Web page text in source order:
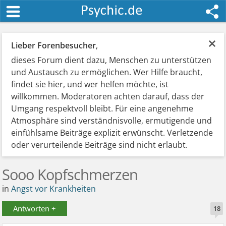
×
Lieber Forenbesucher,
dieses Forum dient dazu, Menschen zu unterstützen
und Austausch zu ermöglichen. Wer Hilfe braucht,
findet sie hier, und wer helfen möchte, ist
willkommen. Moderatoren achten darauf, dass der
Umgang respektvoll bleibt. Für eine angenehme
Atmosphäre sind verständnisvolle, ermutigende und
einfühlsame Beiträge explizit erwünscht. Verletzende
oder verurteilende Beiträge sind nicht erlaubt.
Sooo Kopfschmerzen
inAngst vor Krankheiten
Antworten + 18